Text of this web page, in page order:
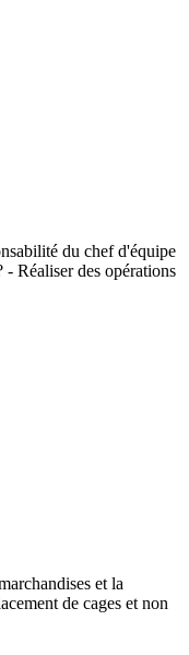
du chef d'équipe
- Réaliser des opérations
et la
de cages et non